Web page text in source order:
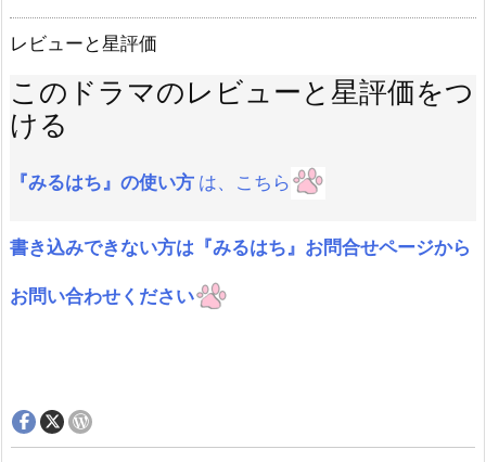
レビューと星評価
このドラマのレビューと星評価をつ
ける
『みるはち』の使い方 は、こちら
書き込みできない方は『みるはち』お問合せページから
お問い合わせください